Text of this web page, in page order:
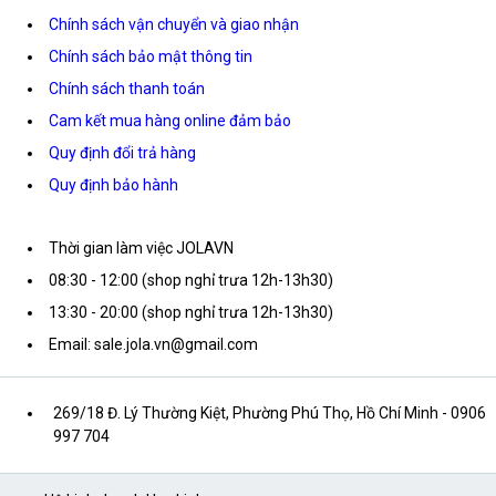
Chính sách vận chuyển và giao nhận
Chính sách bảo mật thông tin
Chính sách thanh toán
Cam kết mua hàng online đảm bảo
Quy định đổi trả hàng
Quy định bảo hành
Thời gian làm việc JOLAVN
08:30 - 12:00 (shop nghỉ trưa 12h-13h30)
13:30 - 20:00 (shop nghỉ trưa 12h-13h30)
Email: sale.jola.vn@gmail.com
269/18 Đ. Lý Thường Kiệt, Phường Phú Thọ, Hồ Chí Minh - 0906
997 704